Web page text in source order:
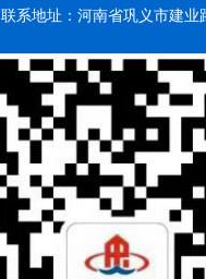
联系地址：河南省巩义市建业